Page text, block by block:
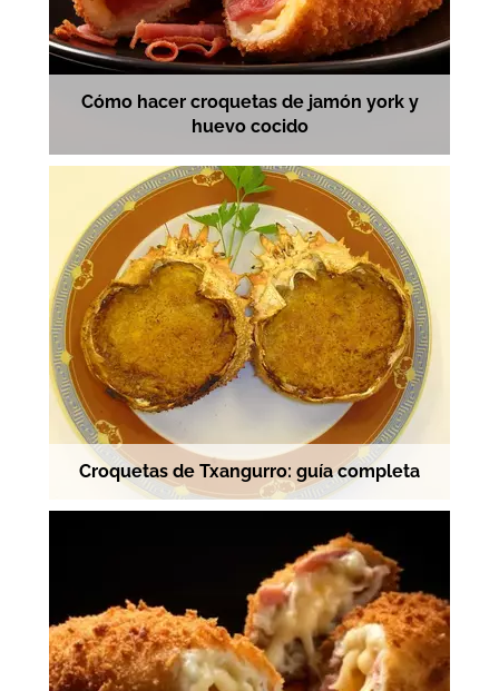
Cómo hacer croquetas de jamón york y
huevo cocido
Croquetas de Txangurro: guía completa